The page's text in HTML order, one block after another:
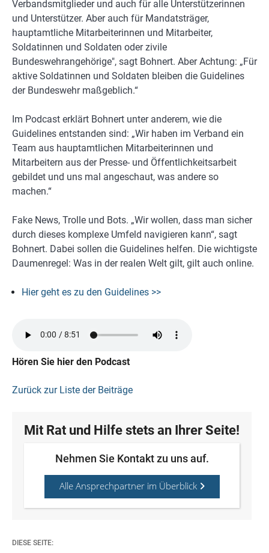
Verbandsmitglieder und auch für alle Unterstützerinnen
und Unterstützer. Aber auch für Mandatsträger,
hauptamtliche Mitarbeiterinnen und Mitarbeiter,
Soldatinnen und Soldaten oder zivile
Bundeswehrangehörige", sagt Bohnert. Aber Achtung: „Für
aktive Soldatinnen und Soldaten bleiben die Guidelines
der Bundeswehr maßgeblich.“
Im Podcast erklärt Bohnert unter anderem, wie die
Guidelines entstanden sind: „Wir haben im Verband ein
Team aus hauptamtlichen Mitarbeiterinnen und
Mitarbeitern aus der Presse- und Öffentlichkeitsarbeit
gebildet und uns mal angeschaut, was andere so
machen.“
Fake News, Trolle und Bots. „Wir wollen, dass man sicher
durch dieses komplexe Umfeld navigieren kann“, sagt
Bohnert. Dabei sollen die Guidelines helfen. Die wichtigste
Daumenregel: Was in der realen Welt gilt, gilt auch online.
Hier geht es zu den Guidelines >>
Hören Sie hier den Podcast
Zurück zur Liste der Beiträge
Mit Rat und Hilfe stets an Ihrer Seite!
Nehmen Sie Kontakt zu uns auf.
Alle Ansprechpartner im Überblick
DIESE SEITE: